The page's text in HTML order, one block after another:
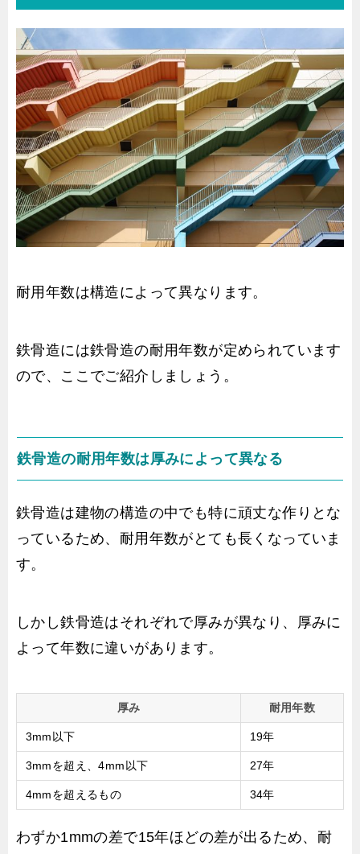
耐用年数は構造によって異なります。
鉄骨造には鉄骨造の耐用年数が定められています
ので、ここでご紹介しましょう。
鉄骨造の耐用年数は厚みによって異なる
鉄骨造は建物の構造の中でも特に頑丈な作りとな
っているため、耐用年数がとても長くなっていま
す。
しかし鉄骨造はそれぞれで厚みが異なり、厚みに
よって年数に違いがあります。
厚み 耐用年数
3mm以下 19年
3mmを超え、4mm以下 27年
4mmを超えるもの 34年
わずか1mmの差で15年ほどの差が出るため、耐